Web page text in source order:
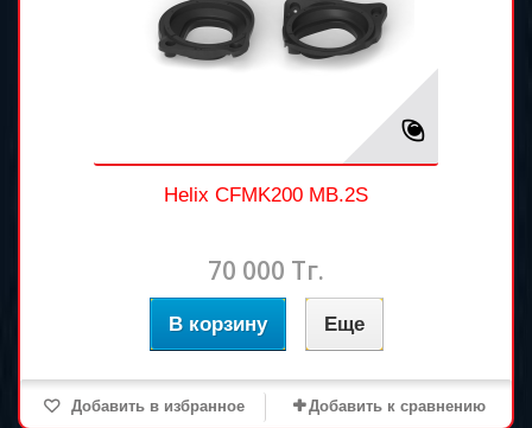
Helix CFMK200 MB.2S
70 000 Тг.
В корзину Еще
Добавить в избранное Добавить к сравнению